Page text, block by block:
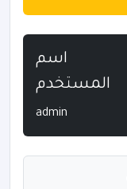
اسم
المستخدم
admin